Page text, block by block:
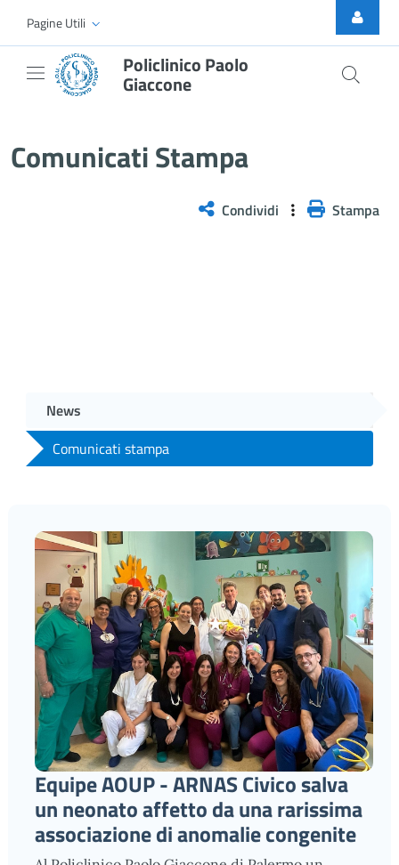
Skip to Main Content
Pagine Utili
Policlinico Paolo
Giaccone
Comunicati Stampa
Condividi Stampa
News
Comunicati stampa
Equipe AOUP - ARNAS Civico salva
un neonato affetto da una rarissima
associazione di anomalie congenite